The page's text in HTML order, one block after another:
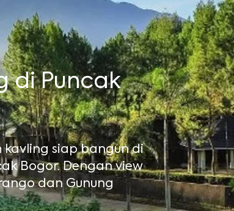
di Puncak
siap bangun di
Bogor. Dengan view
dan Gunung